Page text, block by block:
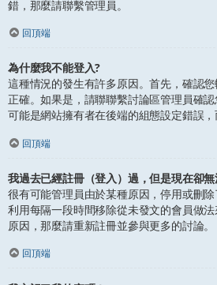
錯，那麼請聯繫管理員。
回頂端
為什麼我不能登入?
這種情況的發生有許多原因。首先，確認
正確。如果是，請聯聯繫討論區管理員確
可能是網站擁有者在後端的組態設定錯誤，
回頂端
我過去已經註冊（登入）過，但是現在卻無
很有可能管理員由於某種原因，停用或刪
利用每隔一段時間移除從未發文的會員做
原因，那麼請重新註冊並參與更多的討論。
回頂端